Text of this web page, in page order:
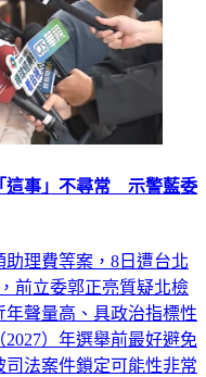
這事」不尋常 示警藍委
理費等案，8日遭台北
前立委郭正亮質疑北檢
聲量高、具政治指標性
）年選舉前最好避免
法案件鎖定可能性非常